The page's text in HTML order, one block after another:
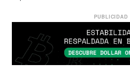
PUBLICIDAD